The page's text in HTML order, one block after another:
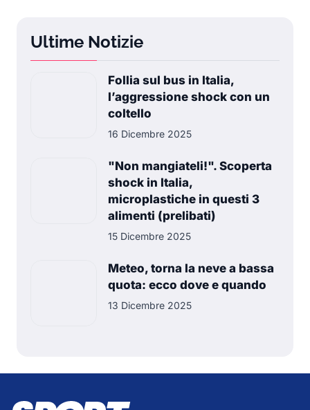
Ultime Notizie
Follia sul bus in Italia,
l’aggressione shock con un
coltello
16 Dicembre 2025
"Non mangiateli!". Scoperta
shock in Italia,
microplastiche in questi 3
alimenti (prelibati)
15 Dicembre 2025
Meteo, torna la neve a bassa
quota: ecco dove e quando
13 Dicembre 2025